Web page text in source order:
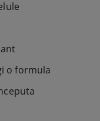
o formula